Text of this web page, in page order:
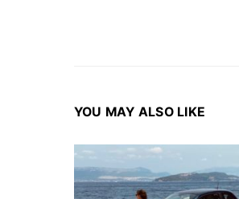
YOU MAY ALSO LIKE